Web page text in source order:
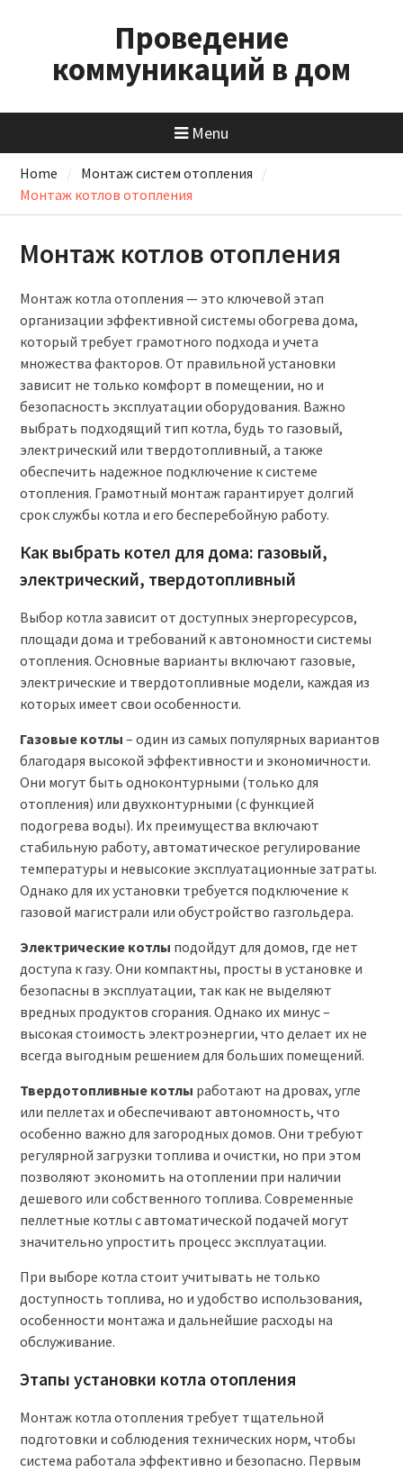
Проведение
коммуникаций в дом
Menu
Home
Монтаж систем отопления
Монтаж котлов отопления
Монтаж котлов отопления
Монтаж котла отопления — это ключевой этап
организации эффективной системы обогрева дома,
который требует грамотного подхода и учета
множества факторов. От правильной установки
зависит не только комфорт в помещении, но и
безопасность эксплуатации оборудования. Важно
выбрать подходящий тип котла, будь то газовый,
электрический или твердотопливный, а также
обеспечить надежное подключение к системе
отопления. Грамотный монтаж гарантирует долгий
срок службы котла и его бесперебойную работу.
Как выбрать котел для дома: газовый,
электрический, твердотопливный
Выбор котла зависит от доступных энергоресурсов,
площади дома и требований к автономности системы
отопления. Основные варианты включают газовые,
электрические и твердотопливные модели, каждая из
которых имеет свои особенности.
Газовые котлы – один из самых популярных вариантов
благодаря высокой эффективности и экономичности.
Они могут быть одноконтурными (только для
отопления) или двухконтурными (с функцией
подогрева воды). Их преимущества включают
стабильную работу, автоматическое регулирование
температуры и невысокие эксплуатационные затраты.
Однако для их установки требуется подключение к
газовой магистрали или обустройство газгольдера.
Электрические котлы подойдут для домов, где нет
доступа к газу. Они компактны, просты в установке и
безопасны в эксплуатации, так как не выделяют
вредных продуктов сгорания. Однако их минус –
высокая стоимость электроэнергии, что делает их не
всегда выгодным решением для больших помещений.
Твердотопливные котлы работают на дровах, угле
или пеллетах и обеспечивают автономность, что
особенно важно для загородных домов. Они требуют
регулярной загрузки топлива и очистки, но при этом
позволяют экономить на отоплении при наличии
дешевого или собственного топлива. Современные
пеллетные котлы с автоматической подачей могут
значительно упростить процесс эксплуатации.
При выборе котла стоит учитывать не только
доступность топлива, но и удобство использования,
особенности монтажа и дальнейшие расходы на
обслуживание.
Этапы установки котла отопления
Монтаж котла отопления требует тщательной
подготовки и соблюдения технических норм, чтобы
система работала эффективно и безопасно. Первым